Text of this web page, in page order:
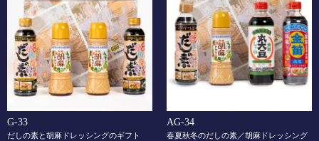
G-33
だしの素と胡麻ドレッシングのギフト
AG-34
春夏秋冬のだしの素／胡麻ドレッシング